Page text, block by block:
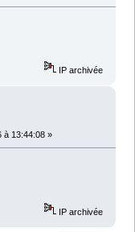
IP archivée
à 13:44:08 »
IP archivée